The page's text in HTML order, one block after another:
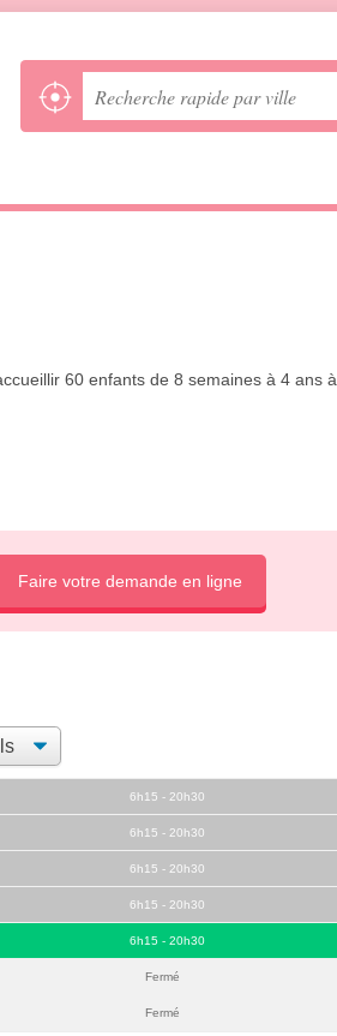
60 enfants de 8 semaines à 4 ans à
Faire votre demande en ligne
6h15 - 20h30
6h15 - 20h30
6h15 - 20h30
6h15 - 20h30
6h15 - 20h30
Fermé
Fermé